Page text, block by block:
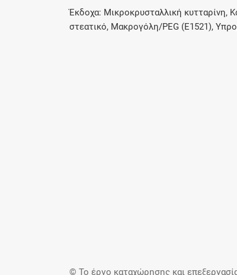
Έκδοχα: Μικροκρυσταλλική κυτταρίνη,
στεατικό, Μακρογόλη/PEG (E1521),
© Το έργο καταχώρησης και